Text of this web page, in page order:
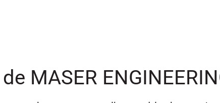
MASER